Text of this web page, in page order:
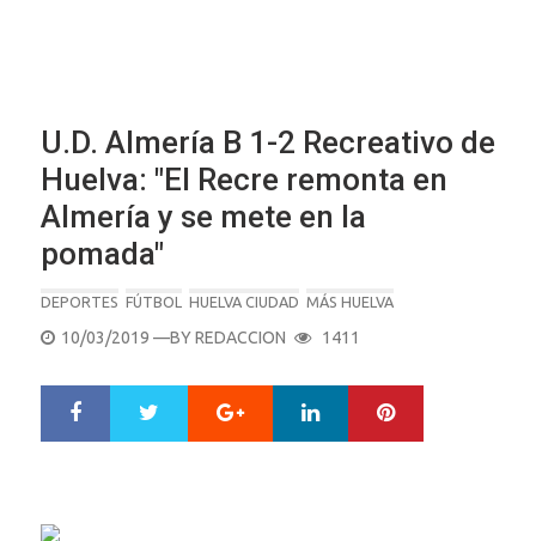
U.D. Almería B 1-2 Recreativo de
Huelva: "El Recre remonta en
Almería y se mete en la
pomada"
DEPORTES FÚTBOL HUELVA CIUDAD MÁS HUELVA
POSTED
10/03/2019 —BYREDACCION 1411
Google+ LinkedIn